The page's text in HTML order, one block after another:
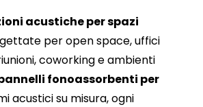
acustiche per spazi
per open space, uffici
coworking e ambienti
fonoassorbenti per
acustici su misura, ogni